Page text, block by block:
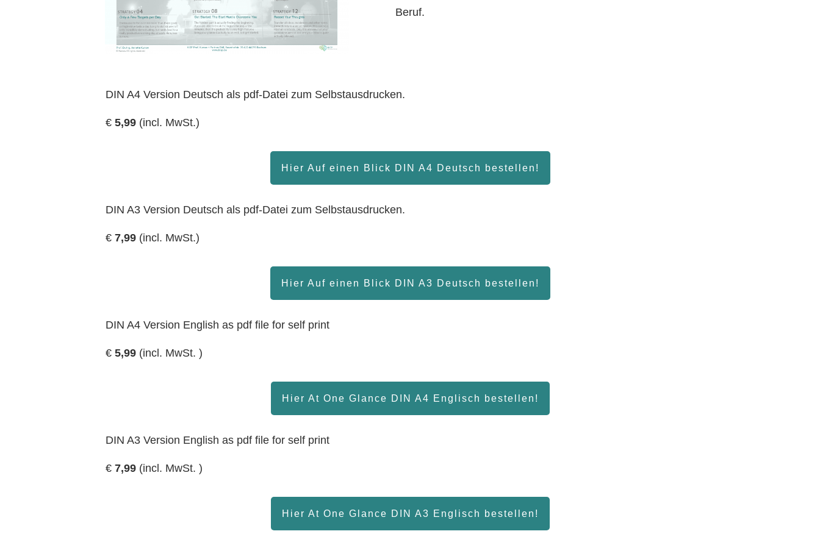
Beruf.
DIN A4 Version Deutsch als pdf-Datei zum Selbstausdrucken.
€ 5,99 (incl. MwSt.)
Hier Auf einen Blick DIN A4 Deutsch bestellen!
DIN A3 Version Deutsch als pdf-Datei zum Selbstausdrucken.
€ 7,99 (incl. MwSt.)
Hier Auf einen Blick DIN A3 Deutsch bestellen!
DIN A4 Version English as pdf file for self print
€ 5,99 (incl. MwSt. )
Hier At One Glance DIN A4 Englisch bestellen!
DIN A3 Version English as pdf file for self print
€ 7,99 (incl. MwSt. )
Hier At One Glance DIN A3 Englisch bestellen!